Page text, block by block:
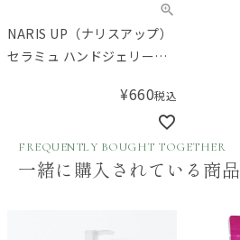
NARIS UP（ナリスアップ）
セラミュ ハンドジェリー
¥660税込
FREQUENTLY BOUGHT TOGETHER
一緒に購入されている商品